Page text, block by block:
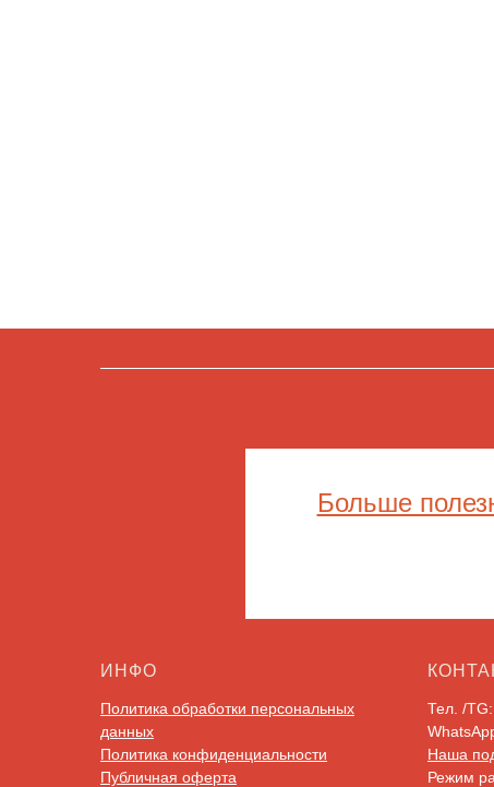
Больше
ИНФО
Политика обработки персональных
данных
Политика конфиденциальности
Публичная оферта
Тел. /TG:
Наша
Режим